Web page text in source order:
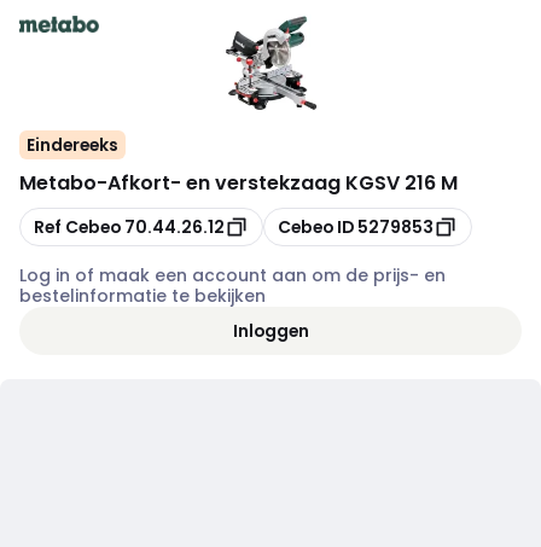
Eindereeks
Metabo-Afkort- en verstekzaag KGSV 216 M
Kopiëren
Ref Cebeo 70.44.26.12 Kopiëren
Cebeo ID 5279853
Log in of maak een account aan om de prijs- en
bestelinformatie te bekijken
Inloggen